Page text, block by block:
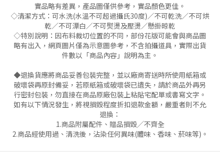
實品略有差異，產品圖僅供參考，實品顏色更佳。
◇清潔方式：可水洗(水溫不可超過攝氏30度)／不可乾洗／不可烘
乾／不可漂白／不可熨燙及壓燙／懸掛晾乾
◇特別說明：因布料裁切位置的不同，部份花版可能會與商品圖
略有出入，網頁圖片僅為示意圖參考，不含拍攝道具，實際出貨
件數以「商品內容」說明為主。
◆退換貨應將商品妥善包裝完整，並以廠商寄送時所使用紙箱或
破壞袋再原封備妥，若原紙箱或破壞袋已遺失，請於商品外再另
行密封包裝，勿直接在商品原廠包裝上粘貼宅配單或書寫文字。
如有以下情況發生，將視損毀程度折扣退款金額，嚴重者則不允
退換：
1.商品附屬配件、贈品損毀╱不齊全
2.商品經使用過、清洗後，沾染任何異味(體味、香味、菸味等)。